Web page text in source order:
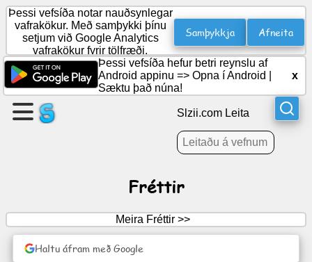
Búðu
til
síðu
Búa
Þessi vefsíða notar nauðsynlegar
vafrakökur. Með samþykki þínu
setjum við Google Analytics
vafrakökur fyrir tölfræði.
Samþykkja Afneita
Þessi vefsíða hefur betri reynslu af
Android appinu => Opna í Android
Sæktu það núna!
x
Slzii.com Leita
Fréttir
Meira Fréttir >>
Haltu áfram með Google